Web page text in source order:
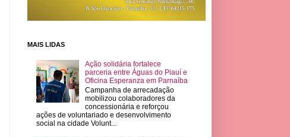
MAIS LIDAS
Ação solidária fortalece
parceria entre Águas do Piauí e
Oficina Esperanza em Parnaíba
Campanha de arrecadação
mobilizou colaboradores da
concessionária e reforçou
ações de voluntariado e desenvolvimento
social na cidade Volunt...